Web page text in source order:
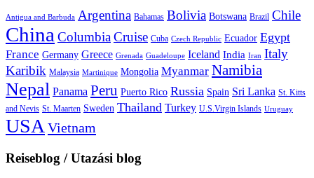
Antigua and Barbuda Argentina Bahamas Bolivia Botswana Brazil Chile
China ColumbiaCruise Cuba Czech Republic Ecuador Egypt
France Germany Greece Grenada Guadeloupe Iceland India Iran Italy
Karibik Malaysia Martinique Mongolia Myanmar Namibia
Nepal Panama Peru Puerto Rico Russia Spain Sri Lanka St. Kitts
and Nevis St. Maarten Sweden Thailand Turkey U.S.Virgin Islands Uruguay
USAVietnam
Reiseblog / Utazási blog